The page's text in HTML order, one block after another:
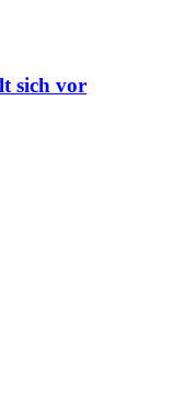
sich vor